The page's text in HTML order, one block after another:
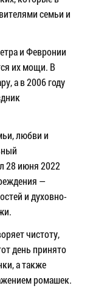
семьи и
и Февронии
их мощи. В
а в 2006 году
любви и
28 июня 2022
—
и духовно-
чистоту,
день принято
а также
ромашек.